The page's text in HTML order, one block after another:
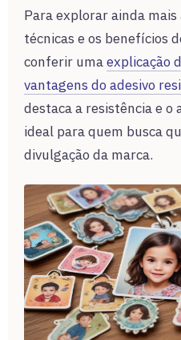
Para explorar ainda
técnicas e os benefícios
conferir umaexplicação
vantagens do adesivo
destaca a resistência e o
ideal para quem busca
divulgação da marca.